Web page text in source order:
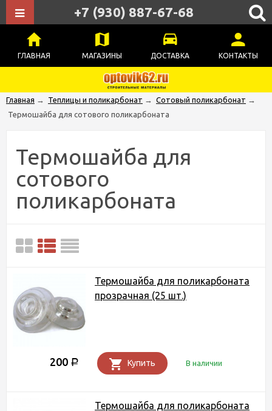
ГЛАВНАЯ МАГАЗИНЫ ДОСТАВКА КОНТАКТЫ
+7 (930) 887-67-68
Главная → Теплицы и поликарбонат → Сотовый поликарбонат →
Термошайба для сотового поликарбоната
Термошайба для
сотового
поликарбоната
Термошайба для поликарбоната
прозрачная (25 шт.)
200 Р Купить В наличии
Термошайба для поликарбоната